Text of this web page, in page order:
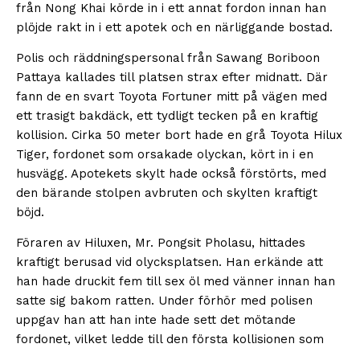
från Nong Khai körde in i ett annat fordon innan han
plöjde rakt in i ett apotek och en närliggande bostad.
Polis och räddningspersonal från Sawang Boriboon
Pattaya kallades till platsen strax efter midnatt. Där
fann de en svart Toyota Fortuner mitt på vägen med
ett trasigt bakdäck, ett tydligt tecken på en kraftig
kollision. Cirka 50 meter bort hade en grå Toyota Hilux
Tiger, fordonet som orsakade olyckan, kört in i en
husvägg. Apotekets skylt hade också förstörts, med
den bärande stolpen avbruten och skylten kraftigt
böjd.
Föraren av Hiluxen, Mr. Pongsit Pholasu, hittades
kraftigt berusad vid olycksplatsen. Han erkände att
han hade druckit fem till sex öl med vänner innan han
satte sig bakom ratten. Under förhör med polisen
uppgav han att han inte hade sett det mötande
fordonet, vilket ledde till den första kollisionen som